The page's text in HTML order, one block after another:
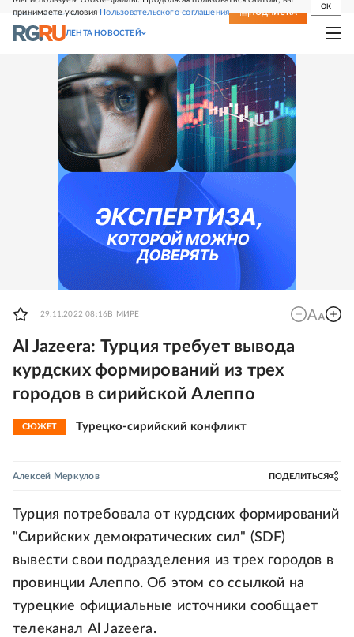
принимаете условия Пользовательского соглашения
OK
СВЕЖИЙ НОМЕР ПОДПИСКА
ЛЕНТА НОВОСТЕЙ
29.11.2022 08:16 В МИРЕ
Al Jazeera: Турция требует вывода
курдских формирований из трех
городов в сирийской Алеппо
СЮЖЕТ Турецко-сирийский конфликт
Алексей Меркулов ПОДЕЛИТЬСЯ
Турция потребовала от курдских формирований
"Сирийских демократических сил" (SDF)
вывести свои подразделения из трех городов в
провинции Алеппо. Об этом со ссылкой на
турецкие официальные источники сообщает
телеканал Al Jazeera.